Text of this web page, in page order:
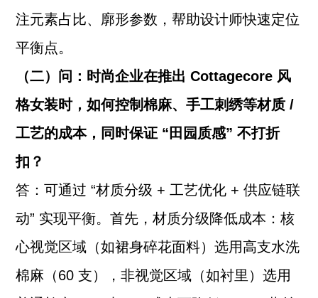
注元素占比、廓形参数，帮助设计师快速定位
平衡点。
（二）问：时尚企业在推出 Cottagecore 风
格女装时，如何控制棉麻、手工刺绣等材质 /
工艺的成本，同时保证 “田园质感” 不打折
扣？
答：可通过 “材质分级 + 工艺优化 + 供应链联
动” 实现平衡。首先，材质分级降低成本：核
心视觉区域（如裙身碎花面料）选用高支水洗
棉麻（60 支），非视觉区域（如衬里）选用